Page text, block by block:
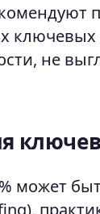
ключевых
не
может